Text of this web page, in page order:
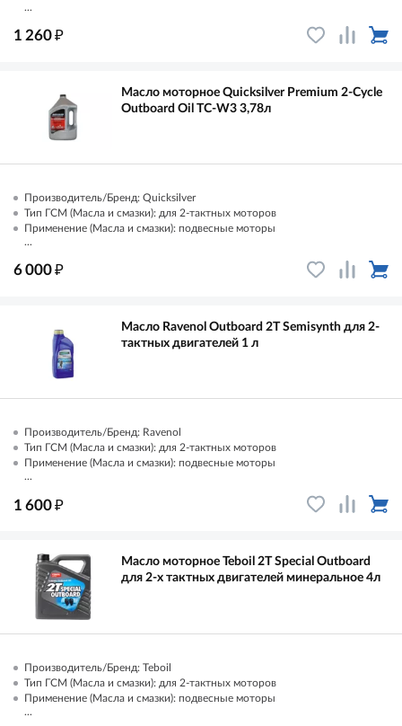
...
1 260₽
Масло моторное Quicksilver Premium 2-Cycle
Outboard Oil TC-W3 3,78л
Производитель/Бренд: Quicksilver
Тип ГСМ (Масла и смазки): для 2-тактных моторов
Применение (Масла и смазки): подвесные моторы
...
6 000₽
Масло Ravenol Outboard 2T Semisynth для 2-
тактных двигателей 1 л
Производитель/Бренд: Ravenol
Тип ГСМ (Масла и смазки): для 2-тактных моторов
Применение (Масла и смазки): подвесные моторы
...
1 600₽
Масло моторное Teboil 2T Special Outboard
для 2-х тактных двигателей минеральное 4л
Производитель/Бренд: Teboil
Тип ГСМ (Масла и смазки): для 2-тактных моторов
Применение (Масла и смазки): подвесные моторы
...